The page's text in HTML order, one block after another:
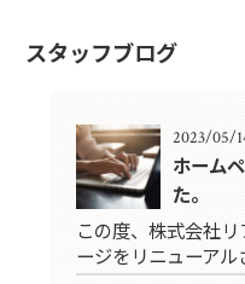
スタッフブログ
2023/05/
ホーム
た。
この度、株式会社
ージをリニューア